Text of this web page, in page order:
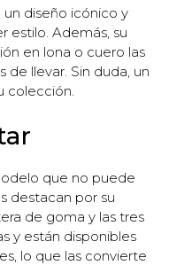
un diseño icónico y
estilo. Además, su
en lona o cuero las
de llevar. Sin duda, un
colección.
que no puede
destacan por su
de goma y las tres
y están disponibles
lo que las convierte